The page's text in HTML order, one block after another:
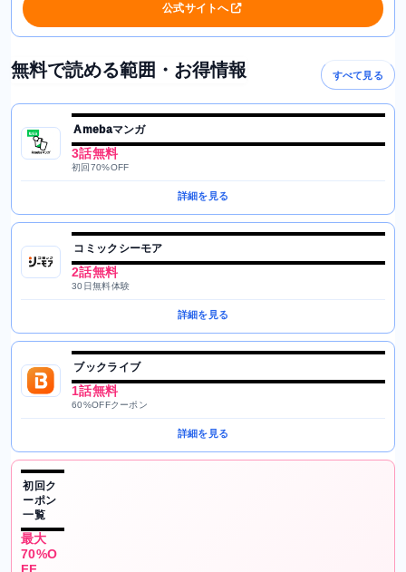
公式サイトへ
無料で読める範囲・お得情報 すべて見る
Amebaマンガ
3話無料
初回70%OFF
詳細を見る
コミックシーモア
2話無料
30日無料体験
詳細を見る
ブックライブ
1話無料
60%OFFクーポン
詳細を見る
初回ク
ーポン
一覧
最大
70%O